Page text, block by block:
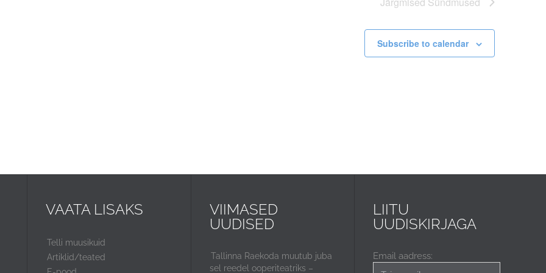
Subscribe to calendar
VAATA LISAKS
Telli muusikuid
Artiklid/teated
VIIMASED
UUDISED
Tallinna Raekoda muutub juba
sel reedel ooperiteatriks –
LIITU
UUDISKIRJAGA
Email aadress: